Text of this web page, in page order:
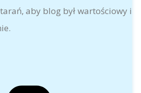
aby blog był wartościowy i